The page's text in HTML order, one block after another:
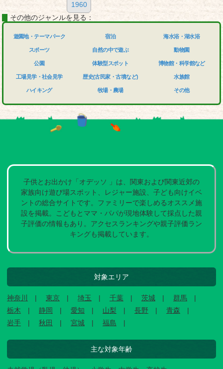
1960
その他のジャンルを見る：
遊園地・テーマパーク
スポーツ
公園
工場見学・社会見学
ハイキング
宿泊
自然の中で遊ぶ
体験型スポット
歴史(古民家・古墳など)
牧場・農場
海水浴・湖水浴
動物園
博物館・科学館など
水族館
その他
子供とお出かけ「オデッソ 」は、関東および関東近郊の
家族向け遊び場スポット、レジャー施設、子ども向けイベ
ントの総合サイトです。ファミリーで楽しめるオススメ施
設を掲載。こどもとママ・パパが現地体験して採点した親
子評価の情報もあり。アクセスランキングや親子評価ラン
キングも掲載しています。
対象エリア
神奈川 東京 埼玉 千葉 茨城
群馬
栃木
静岡 愛知 山梨 長野
青森
岩手
秋田 宮城 福島
主な対象年齢